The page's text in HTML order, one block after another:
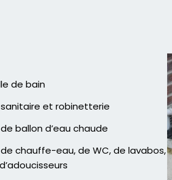
de bain
et robinetterie
ballon d’eau chaude
chauffe-eau, de WC, de lavabos,